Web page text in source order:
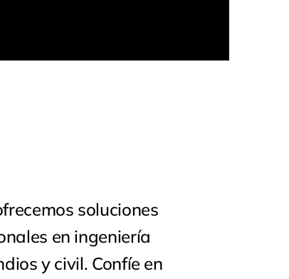
soluciones
en ingeniería
y civil. Confíe en